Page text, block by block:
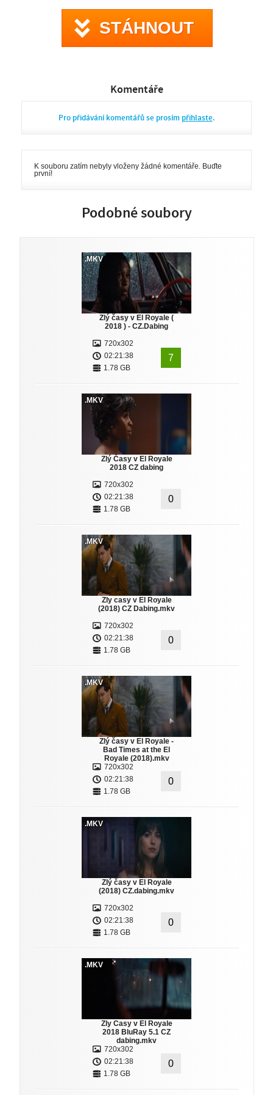
udržuje v chodu. Když se v jednom dni v hotelu sejde pět
hostů, je to podezřelé. Kněz, soulová zpěvačka, dvě dívky a
Royale aspoň jednu šanci na vlastní vykoupení. Než se vše
odebere do horoucích pekel.
STÁHNOUT
Komentáře
Pro přidávání komentářů se prosím přihlaste.
K souboru zatím nebyly vloženy žádné komentáře. Buďte
první!
Podobné soubory
.MKV
Zlý časy v El Royale (
2018 ) - CZ.Dabing
720x302
02:21:38
1.78 GB
7
.MKV
Zlý Časy v El Royale
2018 CZ dabing
720x302
02:21:38
1.78 GB
0
.MKV
Zly casy v El Royale
(2018) CZ Dabing.mkv
720x302
02:21:38
1.78 GB
0
.MKV
Zlý časy v El Royale -
Bad Times at the El
Royale (2018).mkv
720x302
02:21:38
1.78 GB
0
.MKV
Zlý časy v El Royale
(2018) CZ.dabing.mkv
720x302
02:21:38
1.78 GB
0
.MKV
Zly Casy v El Royale
2018 BluRay 5.1 CZ
dabing.mkv
720x302
02:21:38
1.78 GB
0